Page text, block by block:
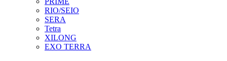
RIO/SEIO
SERA
Tetra
XILONG
EXO TERRA